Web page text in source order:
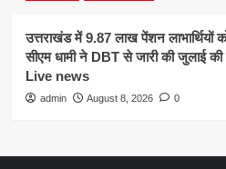
उत्तराखंड में 9.87 लाख पेंशन लाभार्थियों
सीएम धामी ने DBT से जारी की जुलाई
Live news
admin August 8, 2026 0